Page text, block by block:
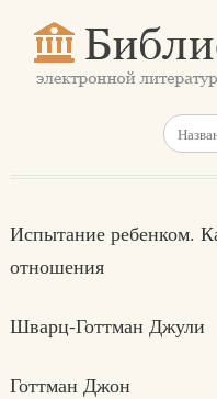
Испытание ребенком.
отношения
Шварц-Готтман Джули
Готтман Джон